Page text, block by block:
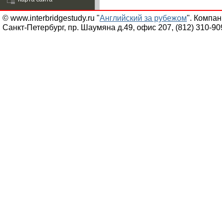
© www.interbridgestudy.ru "Английский за рубежом".
Санкт-Петербург, пр. Шаумяна д.49, офис 207, (812) 310-